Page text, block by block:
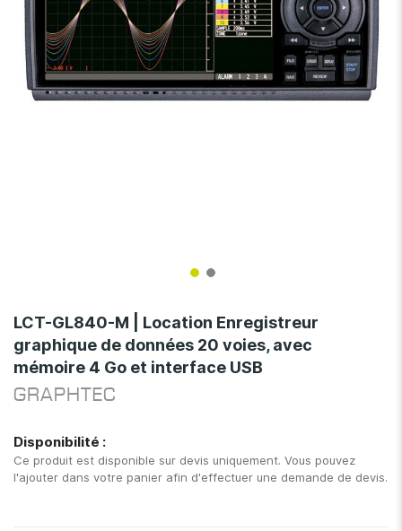
gallery
to
the
beginning
of
the
LCT-GL840-M | Location Enregistreur
graphique de données 20 voies, avec
mémoire 4 Go et interface USB
GRAPHTEC
Disponibilité :
Ce produit est disponible sur devis uniquement. Vous pouvez
l'ajouter dans votre panier afin d'effectuer une demande de devis.